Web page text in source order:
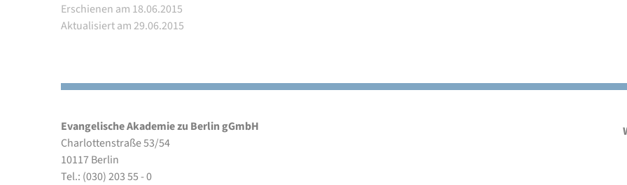
Erschienen am 18.06.2015
Aktualisiert am 29.06.2015
Evangelische Akademie zu Berlin gGmbH
Charlottenstraße 53/54
10117 Berlin
Tel.: (030) 203 55 - 0